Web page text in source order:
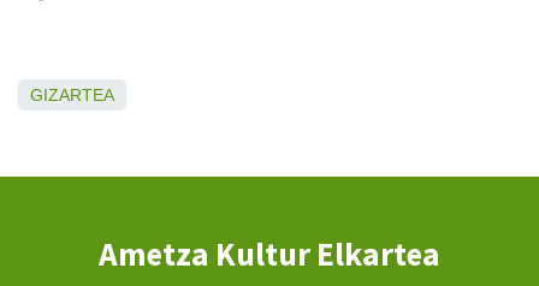
GIZARTEA
Ametza Kultur Elkartea